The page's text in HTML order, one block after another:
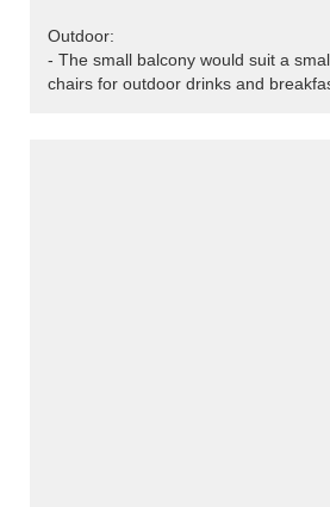
Outdoor:
- The small balcony would suit a
chairs for outdoor drinks and